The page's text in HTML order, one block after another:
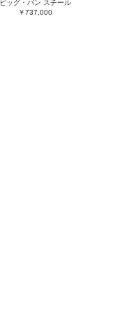
ビッグ・バン スチール
￥737,000